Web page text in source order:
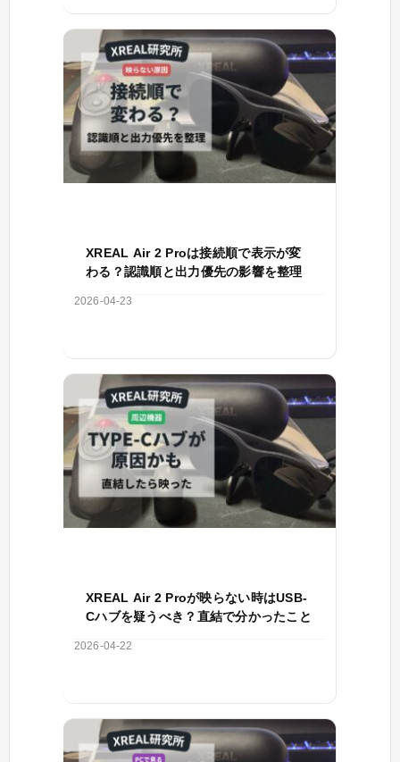
XREAL Air 2 Proは接続順で表示が変
わる？認識順と出力優先の影響を整理
2026-04-23
XREAL Air 2 Proが映らない時はUSB-
Cハブを疑うべき？直結で分かったこと
2026-04-22